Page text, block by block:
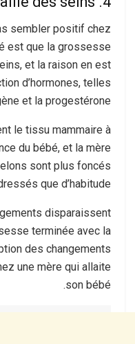
sembler positif chez
est que la grossesse
et la raison en est
d’hormones, telles
et la progestérone.
le tissu mammaire à
du bébé, et la mère
sont plus foncés
que d’habitude.
disparaissent
terminée avec la
des changements
une mère qui allaite
son bébé.